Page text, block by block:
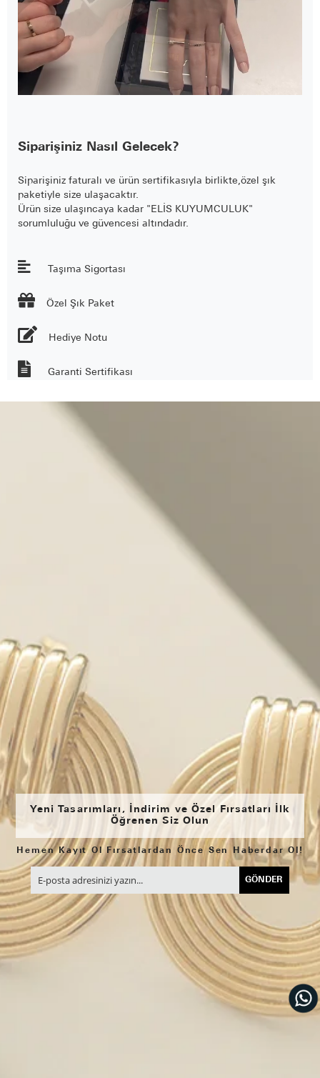
Siparişiniz Nasıl Gelecek?
Siparişiniz faturalı ve ürün sertifikasıyla birlikte,özel şık
paketiyle size ulaşacaktır.
Ürün size ulaşıncaya kadar "ELİS KUYUMCULUK"
sorumluluğu ve güvencesi altındadır.
Taşıma Sigortası
 Özel Şık Paket
Hediye Notu
Garanti Sertifikası
Yeni Tasarımları, İndirim ve Özel Fırsatları İlk
Öğrenen Siz Olun
Hemen Kayıt Ol Fırsatlardan Önce Sen Haberdar Ol!
GÖNDER